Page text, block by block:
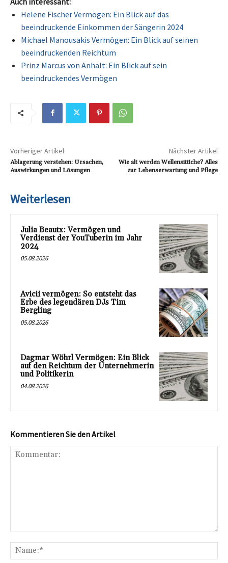
Helene Fischer Vermögen: Ein Blick auf das
beeindruckende Einkommen der Sängerin 2024
Michael Manousakis Vermögen: Ein Blick auf seinen
beeindruckenden Reichtum
Prinz Marcus von Anhalt: Ein Blick auf sein
beeindruckendes Vermögen
Vorheriger Artikel
Ablagerung verstehen: Ursachen,
Auswirkungen und Lösungen
Nächster Artikel
Wie alt werden Wellensittiche? Alles
zur Lebenserwartung und Pflege
Weiterlesen
Julia Beautx: Vermögen und
Verdienst der YouTuberin im Jahr
2024
05.08.2026
Avicii vermögen: So entsteht das
Erbe des legendären DJs Tim
Bergling
05.08.2026
Dagmar Wöhrl Vermögen: Ein Blick
auf den Reichtum der Unternehmerin
und Politikerin
04.08.2026
Kommentieren Sie den Artikel